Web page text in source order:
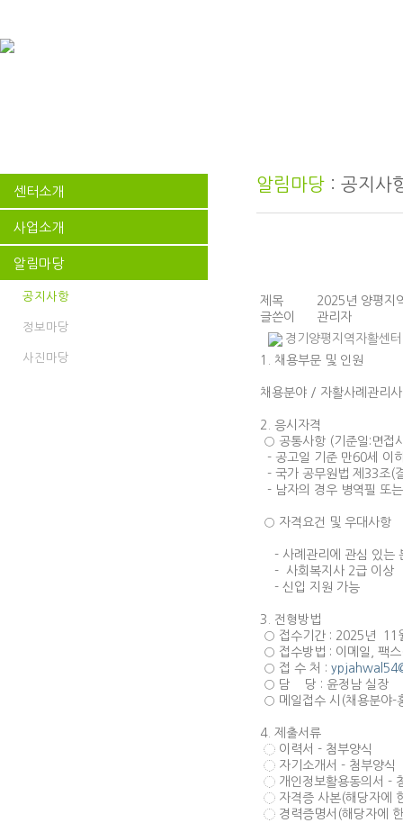
센터소개
사업소개
알림마당
공지사항
정보마당
사진마당
알림마당 : 공지사
제목
2025년 양평지
글쓴이
관리자
경기양평지역자활센
1. 채용부문 및 인원
채용분야 / 자활사례관
2. 응시자격
○ 공통사항 (기준일:면접
- 공고일 기준 만60세 이
- 국가 공무원법 제33조(
- 남자의 경우 병역필 또
○ 자격요건 및 우대사항
- 사례관리에 관심 있는
- 사회복지사 2급 이상
- 신입 지원 가능
3. 전형방법
○ 접수기간 : 2025년 11
○ 접수방법 : 이메일, 팩
○ 접 수 처 :
○ 담 당 : 윤정남 실장
○ 메일접수 시(채용분야-
4. 제출서류
◌ 이력서 - 첨부양식
◌ 자기소개서 - 첨부양식
◌ 개인정보활용동의서 -
◌ 자격증 사본(해당자에
◌ 경력증명서(해당자에